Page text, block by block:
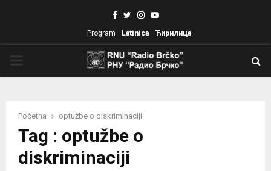
Facebook
TwitterInstagram
Youtube
Program Latinica Ћирилица
Početna optužbe o diskriminaciji
Tag : optužbe o
diskriminaciji